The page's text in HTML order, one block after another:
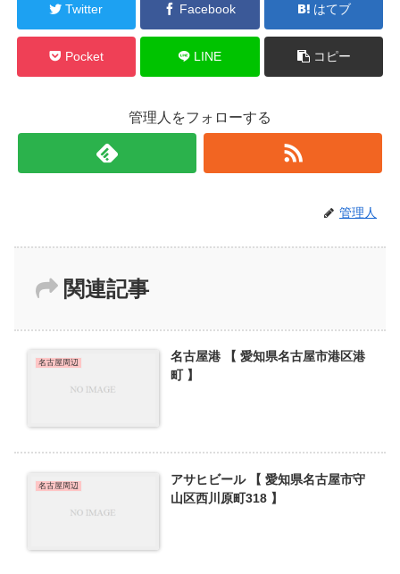
Twitter Facebook はてブ
Pocket LINE コピー
管理人をフォローする
管理人
関連記事
名古屋周辺
名古屋港 【 愛知県名古屋市港区港
町 】
名古屋周辺
アサヒビール 【 愛知県名古屋市守
山区西川原町318 】